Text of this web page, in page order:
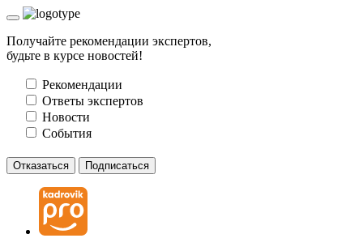
Получайте рекомендации экспертов,
будьте в курсе новостей!
Рекомендации
Ответы экспертов
Новости
События
Отказаться Подписаться